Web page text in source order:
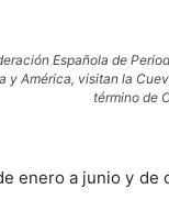
Española de
y América, visitan la
término de
enero a junio y